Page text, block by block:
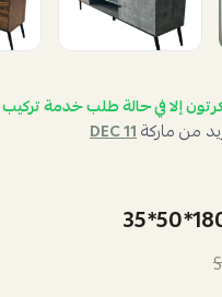
إلا في حالة طلب خدمة
من ماركةDEC 11